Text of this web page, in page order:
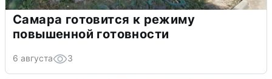
Самара готовится к режиму
повышенной готовности
6 августа 3